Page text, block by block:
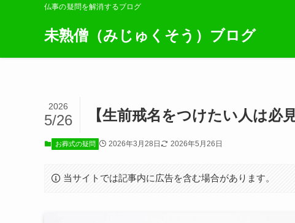
仏事の疑問を解消するブログ
未熟僧（みじゅくそう）ブログ
【生前戒名をつけたい人は必
2026
5/26
お葬式の疑問 2026年3月28日 2026年5月26日
当サイトでは記事内に広告を含む場合があります。